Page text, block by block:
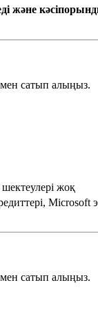
және
сатып алыңыз.
жоқ
Microsoft
сатып алыңыз.